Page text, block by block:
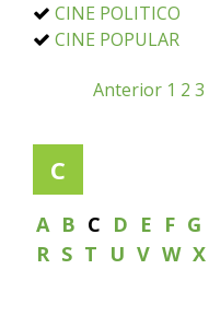
CINE POLITICO
CINE POPULAR
Anterior 1 2 3
C
A B C D E F G
R S T U V W X